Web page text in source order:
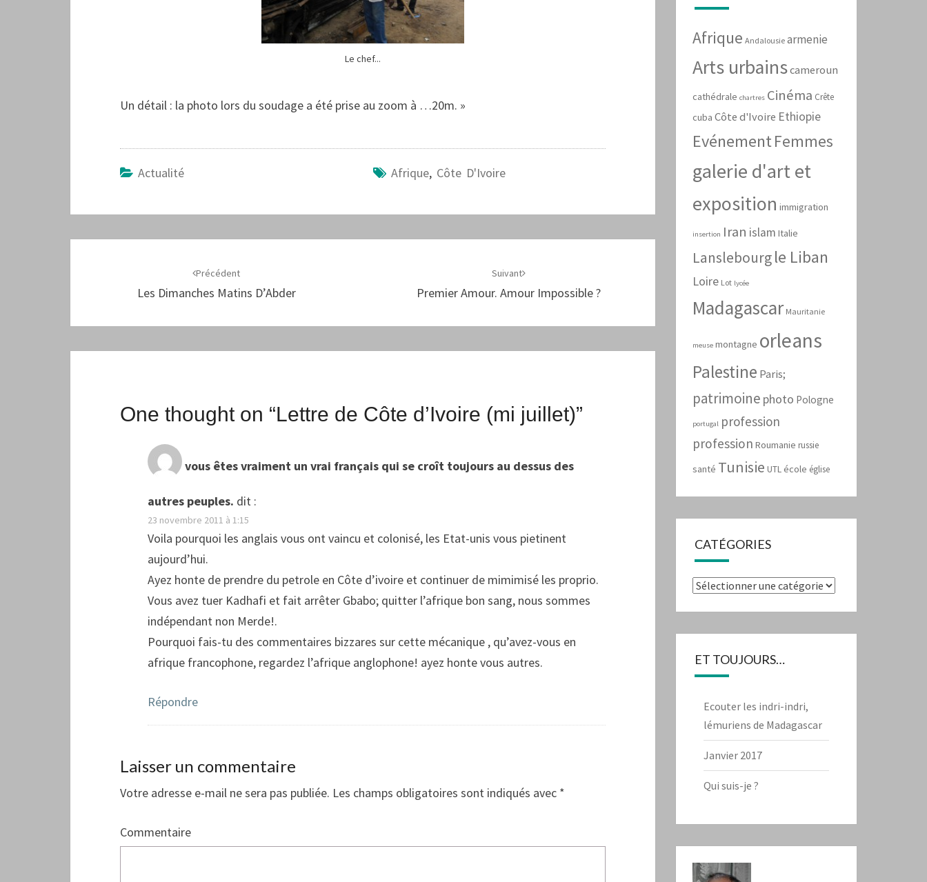
Le chef...
Un détail : la photo lors du soudage a été prise au zoom à …20m. »
Actualité Afrique, Côte D'Ivoire
Précédent
Les Dimanches Matins D’Abder
Suivant
Premier Amour. Amour Impossible ?
One thought on “Lettre de Côte d’Ivoire (mi juillet)”
vous êtes vraiment un vrai français qui se croît toujours au dessus des
autres peuples. dit :
23 novembre 2011 à 1:15
Voila pourquoi les anglais vous ont vaincu et colonisé, les Etat-unis vous pietinent
aujourd’hui.
Ayez honte de prendre du petrole en Côte d’ivoire et continuer de mimimisé les proprio.
Vous avez tuer Kadhafi et fait arrêter Gbabo; quitter l’afrique bon sang, nous sommes
indépendant non Merde!.
Pourquoi fais-tu des commentaires bizzares sur cette mécanique , qu’avez-vous en
afrique francophone, regardez l’afrique anglophone! ayez honte vous autres.
Répondre
Laisser un commentaire
Votre adresse e-mail ne sera pas publiée. Les champs obligatoires sont indiqués avec *
Commentaire
Afrique Andalousie armenie
Arts urbainscameroun
cathédrale chartres Cinéma Crête
cuba Côte d'Ivoire Ethiopie
EvénementFemmes
galerie d'art et
exposition immigration
insertion Iran islam Italie
Lanslebourg le Liban
Loire Lot lycée
Madagascar Mauritanie
meuse montagne orleans
Palestine Paris;
patrimoine photo Pologne
portugal profession
profession Roumanie russie
santé Tunisie UTL école église
CATÉGORIES
Catégories
ET TOUJOURS…
Ecouter les indri-indri,
lémuriens de Madagascar
Janvier 2017
Qui suis-je ?